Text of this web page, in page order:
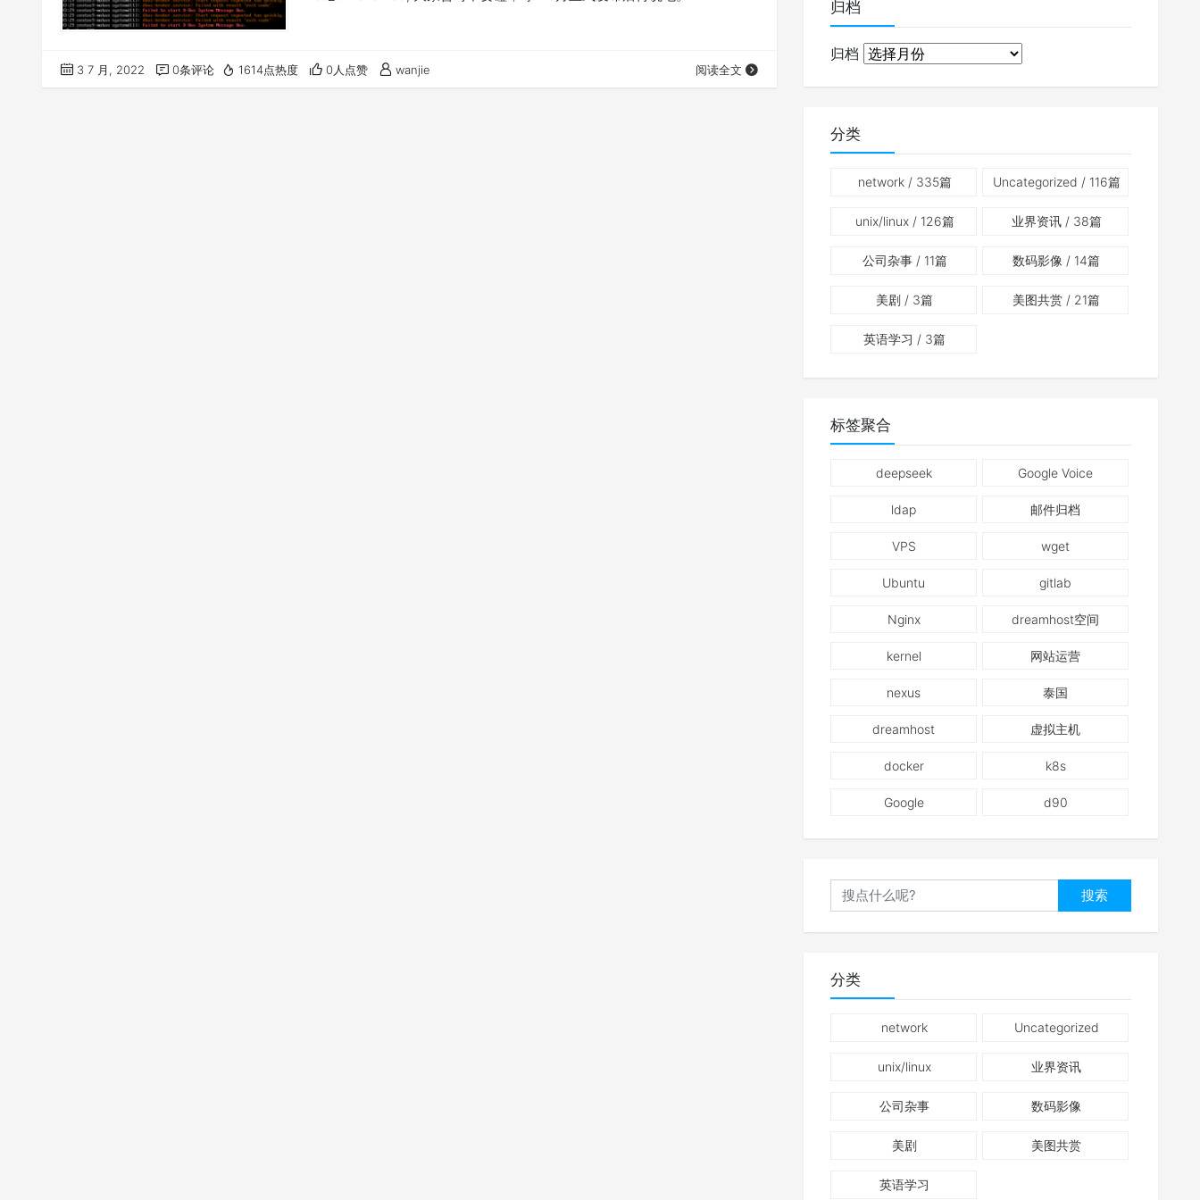
3 7 月, 2022 0条评论 1614点热度 0人点赞 wanjie 阅读全文
归档
归档
分类
network/ 335篇 Uncategorized / 116篇
unix/linux/ 126篇 业界资讯/ 38篇
公司杂事/ 11篇 数码影像 / 14篇
美剧 / 3篇 美图共赏 / 21篇
英语学习 / 3篇
标签聚合
deepseek Google Voice
ldap 邮件归档
VPS wget
Ubuntu gitlab
Nginx dreamhost空间
kernel 网站运营
nexus 泰国
dreamhost 虚拟主机
docker k8s
Google d90
搜索
分类
network Uncategorized
unix/linux 业界资讯
公司杂事 数码影像
美剧 美图共赏
英语学习